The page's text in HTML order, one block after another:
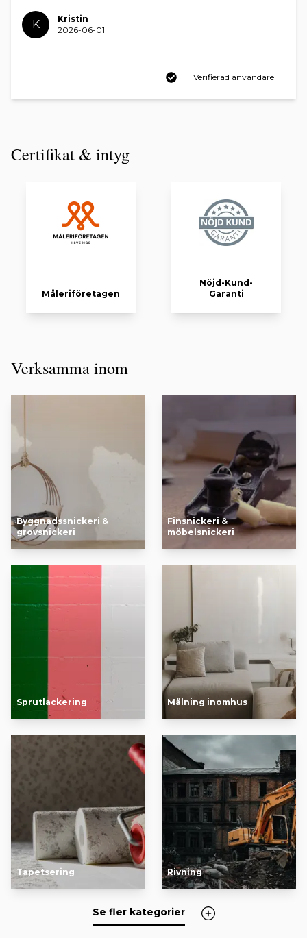
K
Kristin
2026-06-01
Verifierad användare
Certifikat & intyg
Måleriföretagen
Nöjd-Kund-
Garanti
Verksamma inom
Byggnadssnickeri &
grovsnickeri
Finsnickeri &
möbelsnickeri
Sprutlackering Målning inomhus
Tapetsering Rivning
Se fler kategorier